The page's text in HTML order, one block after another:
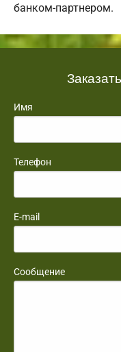
банком-партнером.
Имя
Телефон
E-mail
Сообщение